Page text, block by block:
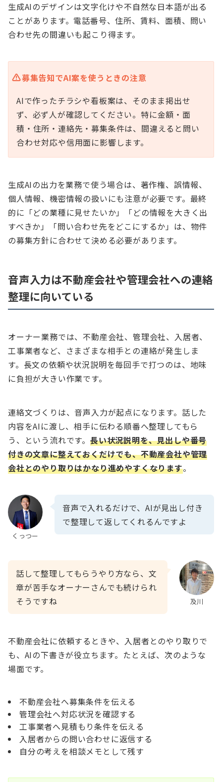
生成AIのデザインは文字化けや不自然な日本語が出る
ことがあります。電話番号、住所、賃料、面積、問い
合わせ先の間違いも起こり得ます。
募集告知でAI案を使うときの注意
AIで作ったチラシや看板案は、そのまま掲出せ
ず、必ず人が確認してください。特に金額・面
積・住所・連絡先・募集条件は、間違えると問い
合わせ対応や信用面に影響します。
生成AIの出力を業務で使う場合は、著作権、誤情報、
個人情報、機密情報の扱いにも注意が必要です。最終
的に「どの業種に見せたいか」「どの情報を大きく出
すべきか」「問い合わせ先をどこにするか」は、物件
の募集方針に合わせて決める必要があります。
音声入力は不動産会社や管理会社への連絡
整理に向いている
オーナー業務では、不動産会社、管理会社、入居者、
工事業者など、さまざまな相手との連絡が発生しま
す。長文の依頼や状況説明を毎回手で打つのは、地味
に負担が大きい作業です。
連絡文づくりは、音声入力が起点になります。話した
内容をAIに渡し、相手に伝わる順番へ整理してもら
う、という流れです。 長い状況説明を、見出しや番号
付きの文章に整えておくだけでも、不動産会社や管理
会社とのやり取りはかなり進めやすくなります。
くっつー
音声で入れるだけで、AIが見出し付き
で整理して返してくれるんですよ
及川
話して整理してもらうやり方なら、文
章が苦手なオーナーさんでも続けられ
そうですね
不動産会社に依頼するときや、入居者とのやり取りで
も、AIの下書きが役立ちます。たとえば、次のような
場面です。
不動産会社へ募集条件を伝える
管理会社へ対応状況を確認する
工事業者へ見積もり条件を伝える
入居者からの問い合わせに返信する
自分の考えを相談メモとして残す